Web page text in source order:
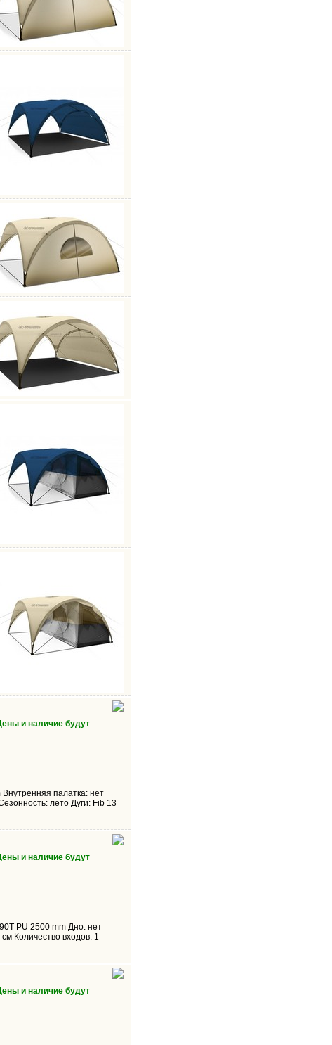
и наличие будут
Внутренняя палатка: нет
лето Дуги: Fib 13
и наличие будут
PU 2500 mm Дно: нет
Количество входов: 1
и наличие будут